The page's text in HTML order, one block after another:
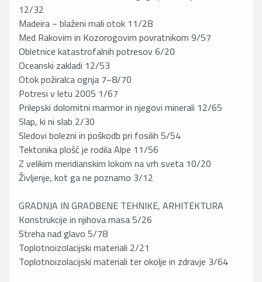
12/32
Madeira − blaženi mali otok 11/28
Med Rakovim in Kozorogovim povratnikom 9/57
Obletnice katastrofalnih potresov 6/20
Oceanski zakladi 12/53
Otok požiralca ognja 7−8/70
Potresi v letu 2005 1/67
Prilepski dolomitni marmor in njegovi minerali 12/65
Slap, ki ni slab 2/30
Sledovi bolezni in poškodb pri fosilih 5/54
Tektonika plošč je rodila Alpe 11/56
Z velikim meridianskim lokom na vrh sveta 10/20
Življenje, kot ga ne poznamo 3/12
GRADNJA IN GRADBENE TEHNIKE, ARHITEKTURA
Konstrukcije in njihova masa 5/26
Streha nad glavo 5/78
Toplotnoizolacijski materiali 2/21
Toplotnoizolacijski materiali ter okolje in zdravje 3/64